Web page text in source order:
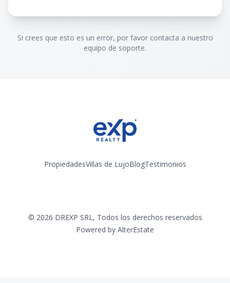
Si crees que esto es un error, por favor contacta a nuestro
equipo de soporte.
PropiedadesVillas de LujoBlogTestimonios
© 2026 DREXP SRL, Todos los derechos reservados
Powered by AlterEstate